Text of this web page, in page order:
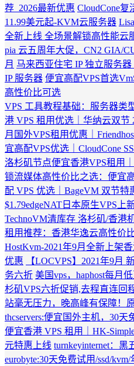
荐_2026最新优惠 CloudCone
11.99美元起-KVM云服务器
全新上线 全场景解锁高性能云
pia 云五周年大促，CN2 GIA/
月 马来西亚住宅 IP 独立服务
IP 服务器 便宜高配VPS首选
高性价比可选
VPS 工具教程基础：服务器类
港 VPS 租用优选｜华纳云双节
月 国外VPS租用优惠｜
宜高配VPS优选｜CloudCone
洛杉矶节点便宜香港VPS租用
锁流媒体高性价比之选：便宜
配 VPS 优选｜BageVM 双节
$1.79edgeNAT日本原生VPS上
TechnoVM清库存 洛杉矶/香港
租用推荐：香港华逸云高性价
HostKvm-2021年9月全新上架
优惠
【LOCVPS】2021年9月
务六折 美国vps，haphost每月
杉矶VPS六折促销,去程直连回
站毫无压力，晚高峰有保障！
thcservers:便宜国外主机，30
便宜香港 VPS 租用｜HK-
元特惠上线 turnkeyinternet：
eurobyte:30天免费试用/ssd/